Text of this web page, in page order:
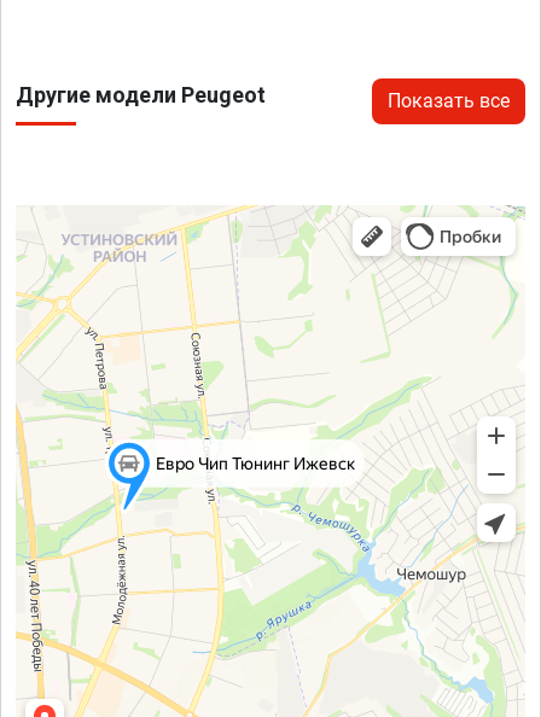
Другие модели Peugeot Показать все